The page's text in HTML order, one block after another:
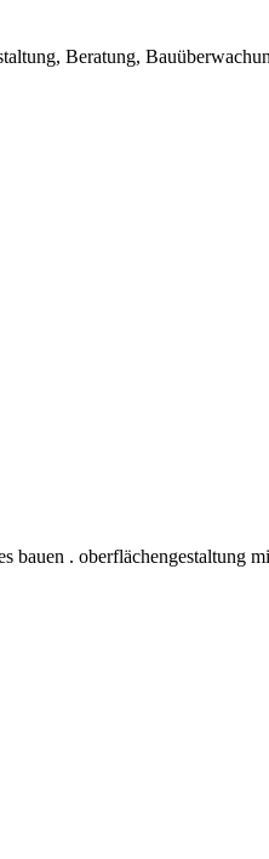
Beratung,
bauen . oberflächengestaltung